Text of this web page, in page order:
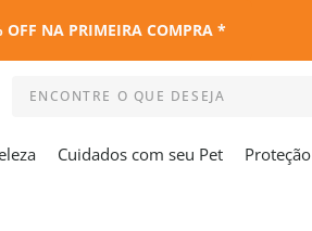
OFF NA PRIMEIRA COMPRA *
Cuidados com seu Pet Proteção